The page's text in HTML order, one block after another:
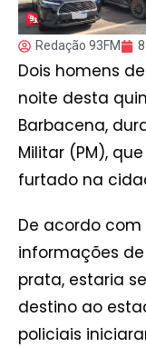
Redação 93FM
Dois homens
noite desta
Barbacena,
Militar (PM),
furtado na
De acordo com
informações
prata, estaria
destino ao
policiais